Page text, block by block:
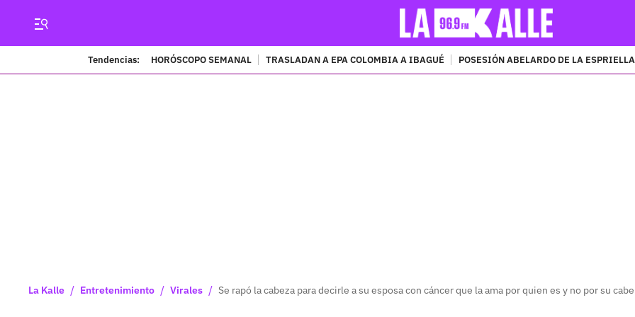
Tendencias: HORÓSCOPO SEMANAL TRASLADAN A EPA COLOMBIA A IBAGUÉ POSESIÓN ABELARDO DE LA ESPRIELLA
La Kalle / Entretenimiento / Virales / Se rapó la cabeza para decirle a su esposa con cáncer que la ama por quien es y no por su